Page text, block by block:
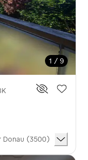
1 / 9
Donau (3500)